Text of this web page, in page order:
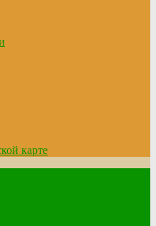
карте